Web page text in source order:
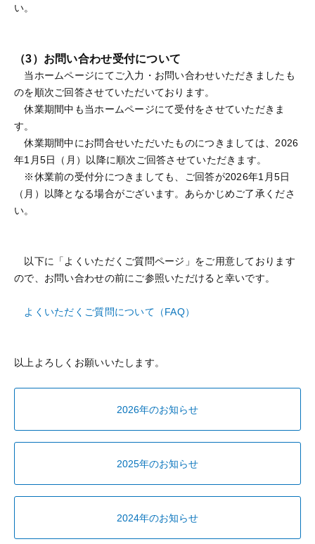
い。
（3）お問い合わせ受付について
当ホームページにてご入力・お問い合わせいただきましたも
のを順次ご回答させていただいております。
休業期間中も当ホームページにて受付をさせていただきま
す。
休業期間中にお問合せいただいたものにつきましては、2026
年1月5日（月）以降に順次ご回答させていただきます。
※休業前の受付分につきましても、ご回答が2026年1月5日
（月）以降となる場合がございます。あらかじめご了承くださ
い。
以下に「よくいただくご質問ページ」をご用意しております
ので、お問い合わせの前にご参照いただけると幸いです。
よくいただくご質問について（FAQ）
以上よろしくお願いいたします。
2026年のお知らせ
2025年のお知らせ
2024年のお知らせ